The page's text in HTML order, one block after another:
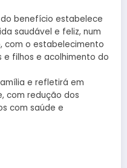
benefício estabelece
saudável e feliz, num
com o estabelecimento
filhos e acolhimento do
e refletirá em
com redução dos
com saúde e